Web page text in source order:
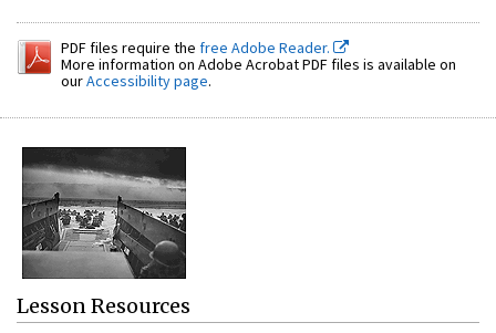
PDF files require the free Adobe Reader.
More information on Adobe Acrobat PDF files is available on
ourAccessibility page.
Lesson Resources